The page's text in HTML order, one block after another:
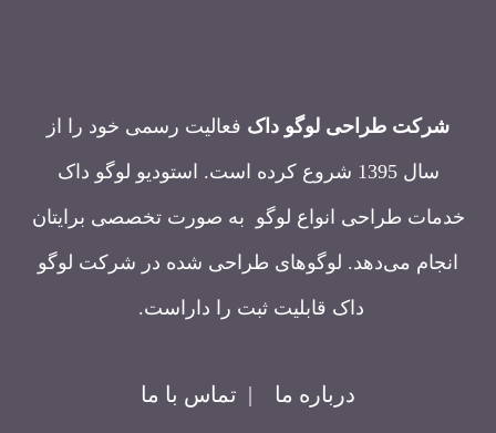
شرکت طراحی لوگو داک فعالیت رسمی خود را از
سال 1395 شروع کرده است. استودیو لوگو داک
خدمات طراحی انواع لوگو به صورت تخصصی برایتان
انجام می‌دهد. لوگوهای طراحی شده در شرکت لوگو
داک قابلیت ثبت را داراست.
درباره ما | تماس با ما